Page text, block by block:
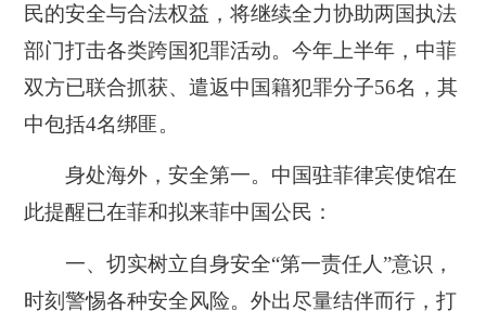
民的安全与合法权益，将继续全力协助两国执法
部门打击各类跨国犯罪活动。今年上半年，中菲
双方已联合抓获、遣返中国籍犯罪分子56名，其
中包括4名绑匪。
身处海外，安全第一。中国驻菲律宾使馆在
此提醒已在菲和拟来菲中国公民：
一、切实树立自身安全“第一责任人”意识，
时刻警惕各种安全风险。外出尽量结伴而行，打